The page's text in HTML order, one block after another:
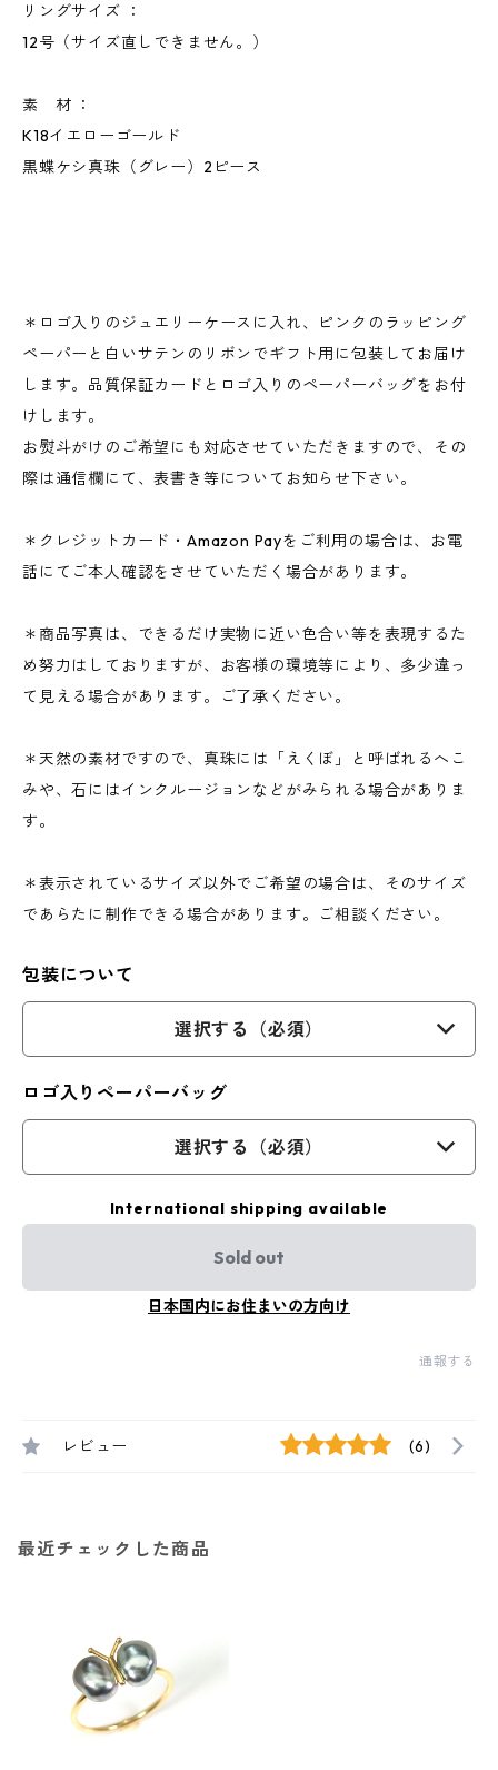
リングサイズ ：
12号（サイズ直しできません。）
素 材 ：
K18イエローゴールド
黒蝶ケシ真珠（グレー）2ピース
＊ロゴ入りのジュエリーケースに入れ、ピンクのラッピング
ペーパーと白いサテンのリボンでギフト用に包装してお届け
します。品質保証カードとロゴ入りのペーパーバッグをお付
けします。
お熨斗がけのご希望にも対応させていただきますので、その
際は通信欄にて、表書き等についてお知らせ下さい。
＊クレジットカード・Amazon Payをご利用の場合は、お電
話にてご本人確認をさせていただく場合があります。
＊商品写真は、できるだけ実物に近い色合い等を表現するた
め努力はしておりますが、お客様の環境等により、多少違っ
て見える場合があります。ご了承ください。
＊天然の素材ですので、真珠には「えくぼ」と呼ばれるへこ
みや、石にはインクルージョンなどがみられる場合がありま
す。
＊表示されているサイズ以外でご希望の場合は、そのサイズ
であらたに制作できる場合があります。ご相談ください。
包装について
選択する（必須）
ロゴ入りペーパーバッグ
選択する（必須）
International shipping available
Sold out
日本国内にお住まいの方向け
通報する
レビュー (6)
最近チェックした商品